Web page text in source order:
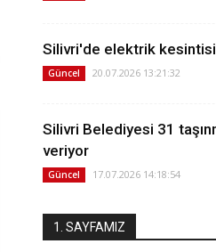
Silivri'de elektrik kesintisi
Güncel 20.07.2026 13:21:32
Silivri Belediyesi 31
veriyor
Güncel 17.07.2026 14:18:54
1. SAYFAMIZ